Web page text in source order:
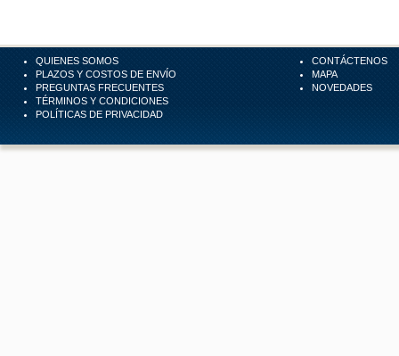
QUIENES SOMOS
PLAZOS Y COSTOS DE ENVÍO
PREGUNTAS FRECUENTES
TÉRMINOS Y CONDICIONES
POLÍTICAS DE PRIVACIDAD
CONTÁCTENOS
MAPA
NOVEDADES